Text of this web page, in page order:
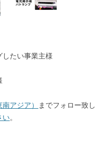
たい事業主様
アジア） までフォロー致し
い。